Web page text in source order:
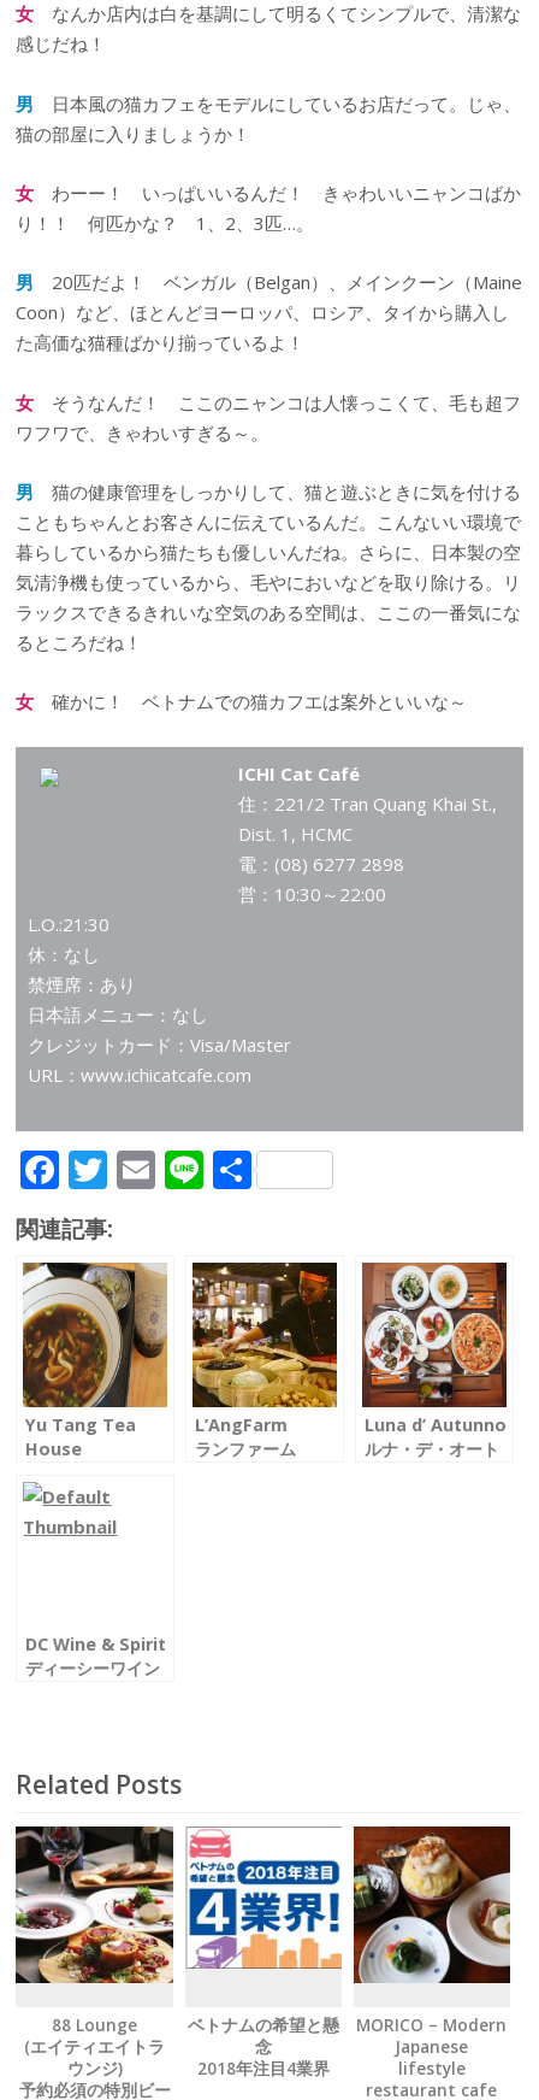
女 なんか店内は白を基調にして明るくてシンプルで、清潔な
感じだね！
男 日本風の猫カフェをモデルにしているお店だって。じゃ、
猫の部屋に入りましょうか！
女 わーー！ いっぱいいるんだ！ きゃわいいニャンコばか
り！！ 何匹かな？ 1、2、3匹…。
男 20匹だよ！ ベンガル（Belgan）、メインクーン（Maine
Coon）など、ほとんどヨーロッパ、ロシア、タイから購入し
た高価な猫種ばかり揃っているよ！
女 そうなんだ！ ここのニャンコは人懐っこくて、毛も超フ
ワフワで、きゃわいすぎる～。
男 猫の健康管理をしっかりして、猫と遊ぶときに気を付ける
こともちゃんとお客さんに伝えているんだ。こんないい環境で
暮らしているから猫たちも優しいんだね。さらに、日本製の空
気清浄機も使っているから、毛やにおいなどを取り除ける。リ
ラックスできるきれいな空気のある空間は、ここの一番気にな
るところだね！
女 確かに！ ベトナムでの猫カフエは案外といいな～
ICHI Cat Café
住：221/2 Tran Quang Khai St.,
Dist. 1, HCMC
電：(08) 6277 2898
営：10:30～22:00
L.O.:21:30
休：なし
禁煙席：あり
日本語メニュー：なし
クレジットカード：Visa/Master
URL：www.ichicatcafe.com
F
ac
e
b
o
o
k
T
itt
er
E
l
Li 共
関連記事:
Yu Tang Tea
House
ス
L’AngFarm
ランファーム
Luna d’ Autunno
ルナ・デ・オート
DC Wine & Spirit
ディーシーワイン
Related Posts
88 Lounge
(エイティエイトラ
ウンジ)
予約必須の特別ビー
ベトナムの希望と懸
念
2018年注目4業界
MORICO – Modern
Japanese
lifestyle
restaurant cafe